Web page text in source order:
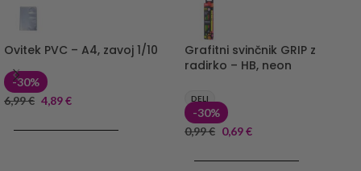
Ovitek PVC – A4, zavoj 1/10
-30%
6,99€ 4,89€
Grafitni svinčnik GRIP z
radirko – HB, neon
DELI
-30%
0,99€ 0,69€